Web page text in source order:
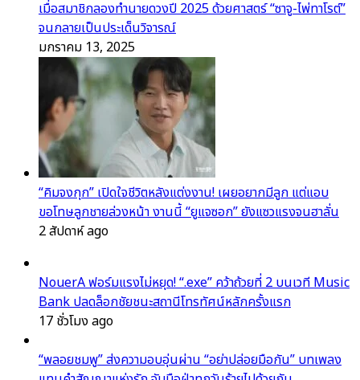
เมื่อสมาชิกลองทำนายดวงปี 2025 ด้วยศาสตร์ “ซาจู-ไพ่ทาโรต์”
จนกลายเป็นประเด็นวิจารณ์
มกราคม 13, 2025
“คิมจงกุก” เปิดใจชีวิตหลังแต่งงาน! เผยอยากมีลูก แต่แอบ
ขอโทษลูกชายล่วงหน้า งานนี้ “ยูแจซอก” ยังแซวแรงจนฮาลั่น
2 สัปดาห์ ago
NouerA ฟอร์มแรงไม่หยุด! “.exe” คว้าถ้วยที่ 2 บนเวที Music
Bank ปลดล็อกชัยชนะสถานีโทรทัศน์หลักครั้งแรก
17 ชั่วโมง ago
“พลอยชมพู” ส่งความอบอุ่นผ่าน “อย่าปล่อยมือกัน” บทเพลง